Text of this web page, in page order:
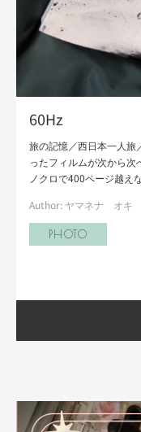
60Hz
旅の記憶／西日本一人旅
ったフィルムが次から
ノクロで400ページ越え
Author: ヤマネナ オキ
PHOTO